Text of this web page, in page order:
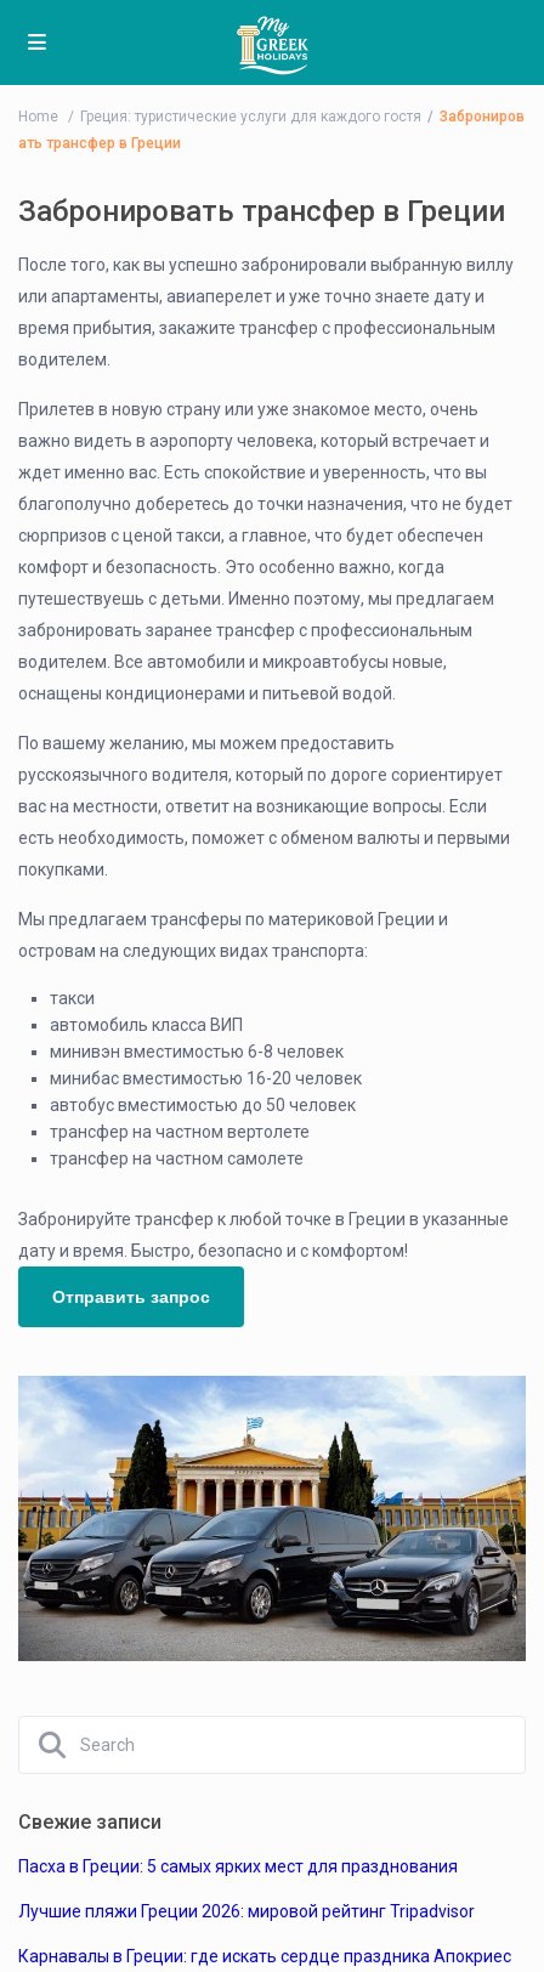
Home Греция: туристические услуги для каждого гостя
Заброниров
ать трансфер в Греции
Забронировать трансфер в Греции
После того, как вы успешно забронировали выбранную виллу
или апартаменты, авиаперелет и уже точно знаете дату и
время прибытия, закажите трансфер с профессиональным
водителем.
Прилетев в новую страну или уже знакомое место, очень
важно видеть в аэропорту человека, который встречает и
ждет именно вас. Есть спокойствие и уверенность, что вы
благополучно доберетесь до точки назначения, что не будет
сюрпризов с ценой такси, а главное, что будет обеспечен
комфорт и безопасность. Это особенно важно, когда
путешествуешь с детьми. Именно поэтому, мы предлагаем
забронировать заранее трансфер с профессиональным
водителем. Все автомобили и микроавтобусы новые,
оснащены кондиционерами и питьевой водой.
По вашему желанию, мы можем предоставить
русскоязычного водителя, который по дороге сориентирует
вас на местности, ответит на возникающие вопросы. Если
есть необходимость, поможет с обменом валюты и первыми
покупками.
Мы предлагаем трансферы по материковой Греции и
островам на следующих видах транспорта:
такси
автомобиль класса ВИП
минивэн вместимостью 6-8 человек
минибас вместимостью 16-20 человек
автобус вместимостью до 50 человек
трансфер на частном вертолете
трансфер на частном самолете
Забронируйте трансфер к любой точке в Греции в указанные
дату и время. Быстро, безопасно и с комфортом!
Отправить запрос
Свежие записи
Пасха в Греции: 5 самых ярких мест для празднования
Лучшие пляжи Греции 2026: мировой рейтинг Tripadvisor
Карнавалы в Греции: где искать сердце праздника Апокриес